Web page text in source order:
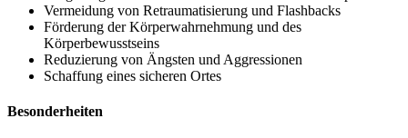
Vermeidung von Retraumatisierung und Flashbacks
Förderung der Körperwahrnehmung und des
Körperbewusstseins
Reduzierung von Ängsten und Aggressionen
Schaffung eines sicheren Ortes
Besonderheiten